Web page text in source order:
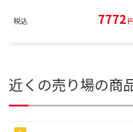
税込 7772
近くの売り場の商